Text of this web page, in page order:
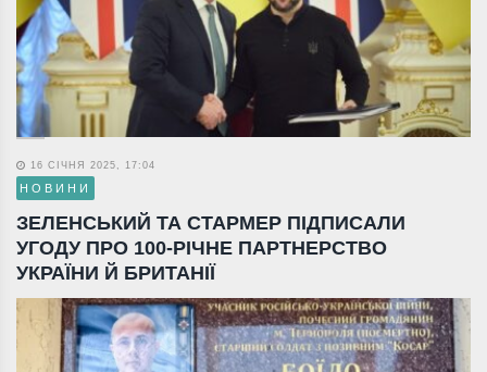
16 СІЧНЯ 2025, 17:04
НОВИНИ
ЗЕЛЕНСЬКИЙ ТА СТАРМЕР ПІДПИСАЛИ
УГОДУ ПРО 100-РІЧНЕ ПАРТНЕРСТВО
УКРАЇНИ Й БРИТАНІЇ